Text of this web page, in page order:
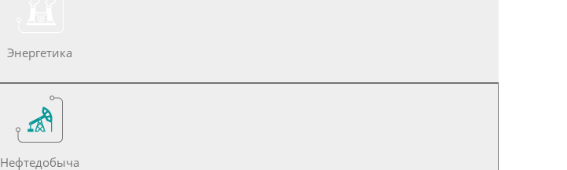
Энергетика
Нефтедобыча